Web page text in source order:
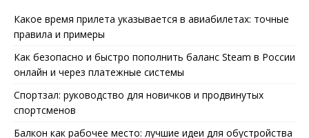
Какое время прилета указывается в авиабилетах: точные
правила и примеры
Как безопасно и быстро пополнить баланс Steam в России
онлайн и через платежные системы
Спортзал: руководство для новичков и продвинутых
спортсменов
Балкон как рабочее место: лучшие идеи для обустройства